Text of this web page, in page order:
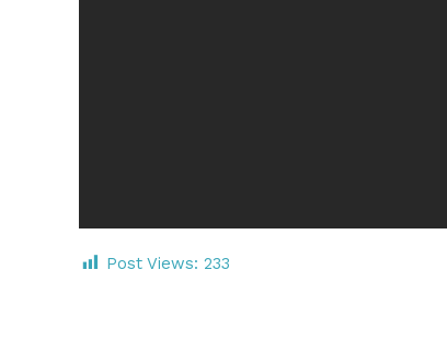
Post Views: 233